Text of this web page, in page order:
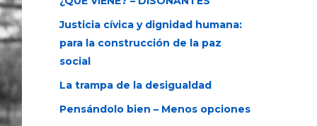
Justicia cívica y dignidad humana:
para la construcción de la paz
social
La trampa de la desigualdad
Pensándolo bien – Menos opciones